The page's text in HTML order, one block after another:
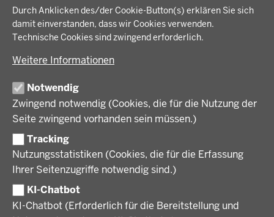
Durch Anklicken des/der Cookie-Button(s) erklären Sie sich
damit einverstanden, dass wir Cookies verwenden.
Technische Cookies sind zwingend erforderlich.
Weitere Informationen
Notwendig
Zwingend notwendig (Cookies, die für die Nutzung der
Seite zwingend vorhanden sein müssen.)
Tracking
Nutzungsstatistiken (Cookies, die für die Erfassung
Ihrer Seitenzugriffe notwendig sind.)
KI-Chatbot
KI-Chatbot (Erforderlich für die Bereitstellung und
der
Fußzeile
Arbeitsschutz, Ordnung und Sicherheit
Bauen, Planen und Verkehr
Bildung, Schule und Sport
Gesundheit und Soziales
Umwelt und Natur
Wirtschaft, Kultur und Kommunales
IM FOKUS
Energiewende in der Region
BEZIRKSREGIERUNG
Bezirksregierung Münster
Regierungsbezirk Münster
Geschichte und Gegenwart
Organisation
FÖRDERPORTAL
Förderlotsinnen und Förderlotsen
KARRIERE UND AUSBILDUNG
Stellenangebote
Ausbildung
Volljurist:in
Praktikum
Stellenangebote im Schulbereich
VERFAHREN UND BEKANNTMACHUNGEN
Amtsblatt
Verfahrensübersichten
PRESSE